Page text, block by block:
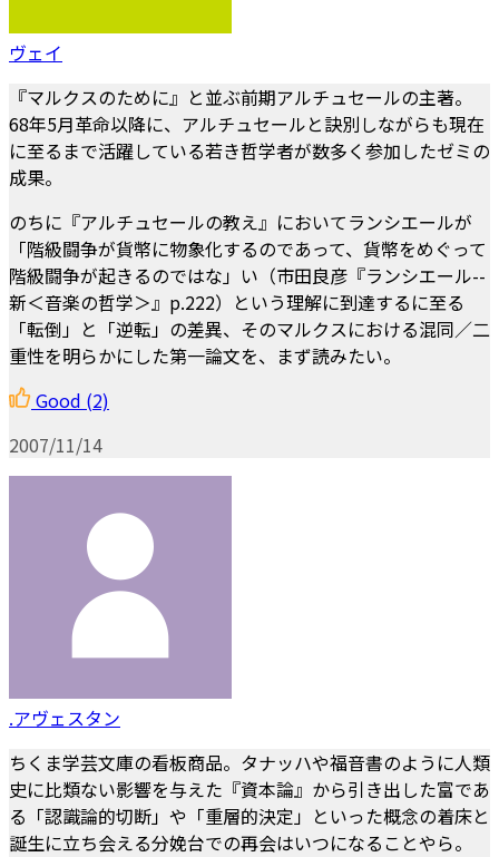
ヴェイ
『マルクスのために』と並ぶ前期アルチュセールの主著。
68年5月革命以降に、アルチュセールと訣別しながらも現在
に至るまで活躍している若き哲学者が数多く参加したゼミの
成果。
のちに『アルチュセールの教え』においてランシエールが
「階級闘争が貨幣に物象化するのであって、貨幣をめぐって
階級闘争が起きるのではな」い（市田良彦『ランシエール--
新＜音楽の哲学＞』p.222）という理解に到達するに至る
「転倒」と「逆転」の差異、そのマルクスにおける混同／二
重性を明らかにした第一論文を、まず読みたい。
Good (2)
2007/11/14
.アヴェスタン
ちくま学芸文庫の看板商品。タナッハや福音書のように人類
史に比類ない影響を与えた『資本論』から引き出した富であ
る「認識論的切断」や「重層的決定」といった概念の着床と
誕生に立ち会える分娩台での再会はいつになることやら。